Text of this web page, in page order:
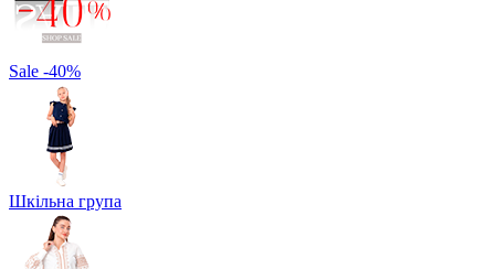
Sale -40%
Шкільна група